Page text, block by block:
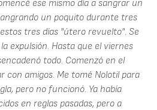
ese mismo día a sangrar un
un poquito durante tres
tres días "útero revuelto". Se
expulsión. Hasta que el viernes
todo. Comenzó en el
con amigos. Me tomé Nolotil para
pero no funcionó. Ya había
en reglas pasadas, pero a